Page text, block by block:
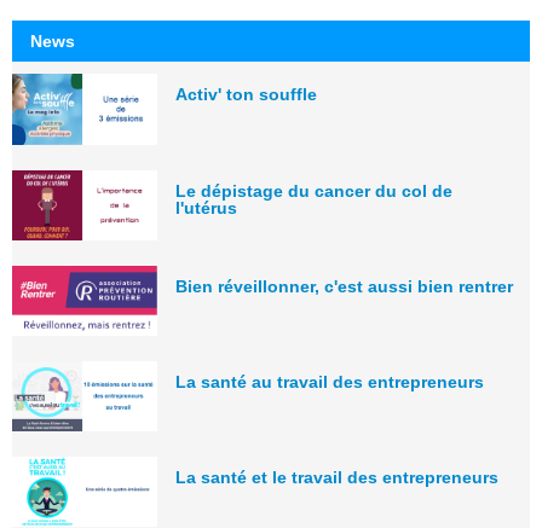
News
Activ' ton souffle
Le dépistage du cancer du col de
l'utérus
Bien réveillonner, c'est aussi bien rentrer
La santé au travail des entrepreneurs
La santé et le travail des entrepreneurs